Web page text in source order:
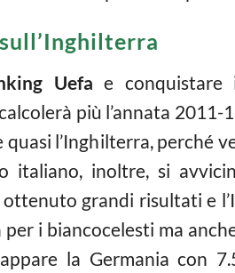
Uefa e conquistare
più l’annata
quasi l’Inghilterra, perché
italiano, inoltre, si
grandi risultati e
i biancocelesti ma
la Germania con